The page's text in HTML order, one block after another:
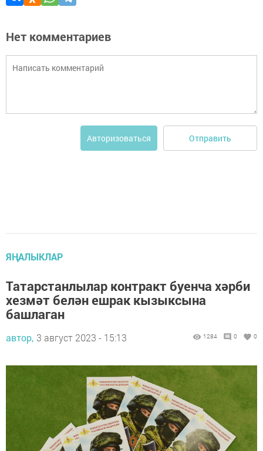
Нет комментариев
Авторизоваться Отправить
ЯҢАЛЫКЛАР
Татарстанлылар контракт буенча хәрби
хезмәт белән ешрак кызыксына
башлаган
автор, 3 август 2023 - 15:13 1284 0 0